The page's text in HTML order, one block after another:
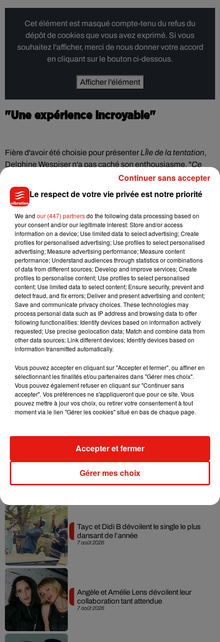
Cet élément est masqué compte-tenu du refus du
dépôt de cookies que vous avez exprimé. Si vous
souhaitez l'afficher, merci de nous donner votre accord
en cliquant sur le bouton ci-dessous.
Afficher l'élément
"Une expérience incroyable"
Fière d'avoir été choisie pour présenter LÎle de la tentation,
Delphine Wespiser n'a pas caché son enthousiasme. "Ce
pour des couples qui se
questionnent
est en couple, quand on a fait face à des mensonges, à du
couples qui y vont pour tester leur amour, voir s'ils peuvent
passer l'étape supérieure".
Pour rappel, l'émission culte a d'abord été diffusée sur TF1
entre 2002 et 2008, puis sur Virgin 17 à partir de 2010 avec
l'animateur Laurent Fontaine aux commandes. Finalement,
W9 apris le relais en 2019 avec Julie Taton pour animer le
programme. Cinq ans plus tard,L'Île de la tentationest donc
enfin de retour.
7 août 2026
Julien Lieb s’essaye à la vie de chatelain
dans son nouveau clip
7 août 2026
Madonna sort enfin le remix de « Love
Sensation » avec Kylie Minogue
7 août 2026
Tayc et Didi B dévoilent le single le plus
dansant de l’année
7 août 2026
Angèle et Amélie Lens dévoilent leur
collaboration tant attendue
Le respect de votre vie privée est notre priorité
We and our (447) partnersdo the following data processing based on
your consent and/or our legitimate interest: Store and/or access
information on a device; Use limited data to select advertising; Create
profiles for personalised advertising; Use profiles to select personalised
advertising; Measure advertising performance; Measure content
performance; Understand audiences through statistics or combinations
of data from different sources; Develop and improve services; Create
profiles to personalise content; Use profiles to select personalised
content; Use limited data to select content; Ensure security, prevent and
detect fraud, and fix errors; Deliver and present advertising and content;
Save and communicate privacy choices. These technologies may
process personal data such as IP address and browsing data to offer
following functionalities: Identify devices based on information actively
requested; Use precise geolocation data; Match and combine data from
other data sources; Link different devices; Identify devices based on
information transmitted automatically.
Vous pouvez accepter en cliquant sur "Accepter et fermer", ou affiner en
sélectionnant les finalités et/ou partenaires dans "Gérer mes choix".
Vous pouvez également refuser en cliquant sur "Continuer sans
accepter". Vos préférences ne s'appliqueront que pour ce site. Vous
pouvez mettre à jour vos choix, ou retirer votre consentement à tout
moment via le lien "Gérer les cookies" situé en bas de chaque page.
Gérer mes choix
Accepter et fermer
Continuer sans accepter